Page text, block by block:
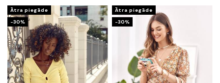
Ātra piegāde
-30%
Ātra piegāde
-30%